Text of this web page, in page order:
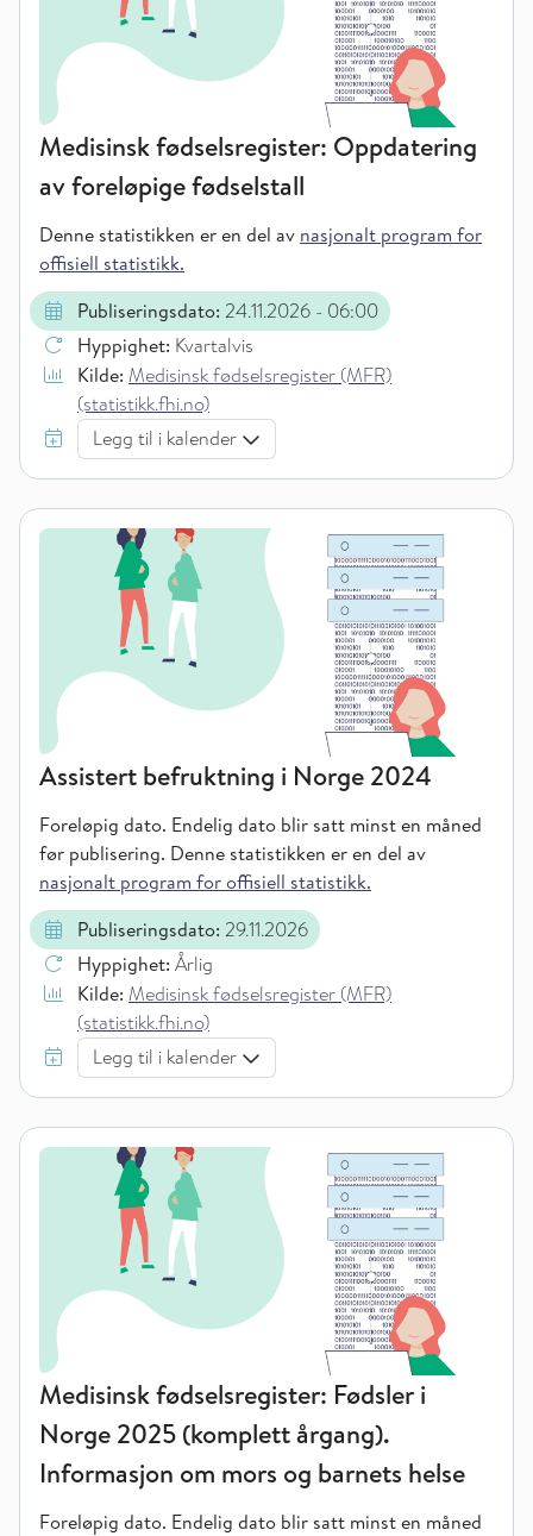
Medisinsk fødselsregister: Oppdatering
av foreløpige fødselstall
Denne statistikken er en del av nasjonalt program for
offisiell statistikk.
Publiseringsdato: 24.11.2026 - 06:00
Hyppighet: Kvartalvis
Kilde: Medisinsk fødselsregister (MFR)
(statistikk.fhi.no)
Legg til i kalender
Assistert befruktning i Norge 2024
Foreløpig dato. Endelig dato blir satt minst en måned
før publisering. Denne statistikken er en del av
nasjonalt program for offisiell statistikk.
Publiseringsdato: 29.11.2026
Hyppighet: Årlig
Kilde: Medisinsk fødselsregister (MFR)
(statistikk.fhi.no)
Legg til i kalender
Medisinsk fødselsregister: Fødsler i
Norge 2025 (komplett årgang).
Informasjon om mors og barnets helse
Foreløpig dato. Endelig dato blir satt minst en måned